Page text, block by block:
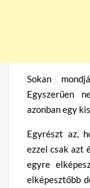
Sokan
Egyszerűen
azonban egy
Egyrészt az,
ezzel csak azt
egyre
elképesztőbb